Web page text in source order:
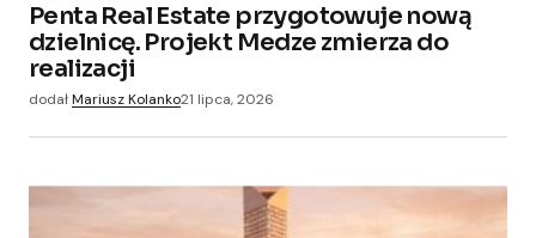
Penta Real Estate przygotowuje nową
dzielnicę. Projekt Medze zmierza do
realizacji
dodałMariusz Kolanko21 lipca, 2026